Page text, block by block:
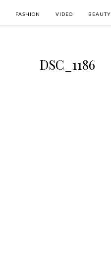
FASHION VIDEO BEAUTY
DSC_1186